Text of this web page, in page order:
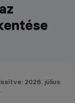
2026. július